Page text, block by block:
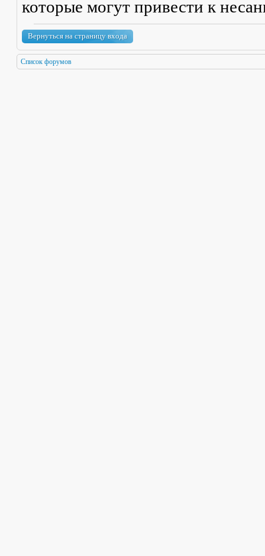
которые могут привести к
Вернуться на страницу входа
Список форумов